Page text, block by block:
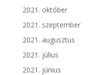
2021. október
2021. szeptember
2021. augusztus
2021. július
2021. június